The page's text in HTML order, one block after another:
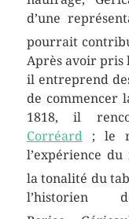
d’une
pourrait
Après avoir pris
il entreprend
de commencer
1818, il
Corréard; le
l’expérience
la tonalité du
l’historien